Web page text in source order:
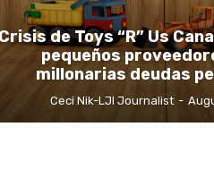
de Toys “R” Us
pequeños
millonarias deudas
Ceci Nik-LJI Journalist -